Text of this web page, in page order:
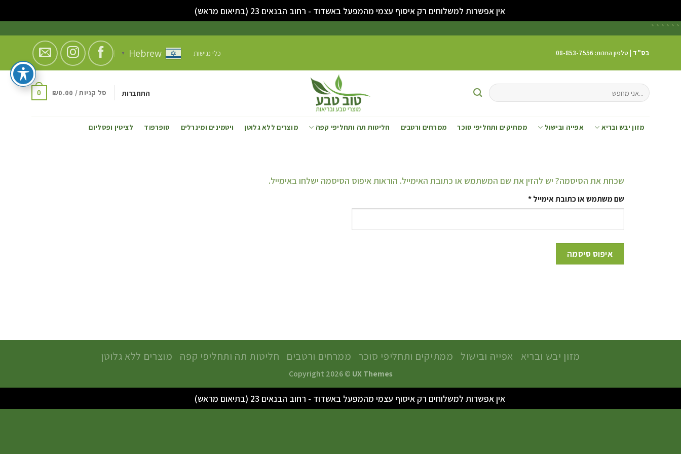
אין אפשרות למשלוחים רק איסוף עצמי מהמפעל באשדוד - רחוב הבנאים 23 (בתיאום מראש)
```
```
בס"ד | טלפון החנות: 08-853-7556 כלי נגישות Hebrew
▼
התחברות סל קניות / ₪0.00
0
מזון יבש ובריא אפייה ובישול ממתיקים ותחליפי סוכר ממרחים ורטבים חליטות תה ותחליפי קפה מוצרים ללא גלוטן ויטמינים ומינרלים סופרפוד לציטין ופסליום
שכחת את הסיסמה? יש להזין את שם המשתמש או כתובת האימייל. הוראות איפוס הסיסמה ישלחו באימייל.
שם משתמש או כתובת אימייל*
איפוס סיסמה
מזון יבש ובריא אפייה ובישול ממתיקים ותחליפי סוכר ממרחים ורטבים חליטות תה ותחליפי קפה מוצרים ללא גלוטן
Copyright 2026 © UX Themes
אין אפשרות למשלוחים רק איסוף עצמי מהמפעל באשדוד - רחוב הבנאים 23 (בתיאום מראש)